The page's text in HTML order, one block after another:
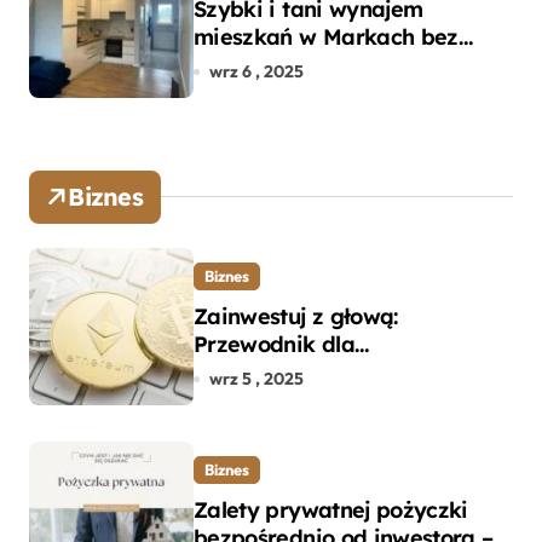
Szybki i tani wynajem
mieszkań w Markach bez
pośredników
wrz 6 , 2025
Biznes
Biznes
Zainwestuj z głową:
Przewodnik dla
początkujących w zakupie
wrz 5 , 2025
Biznes
Zalety prywatnej pożyczki